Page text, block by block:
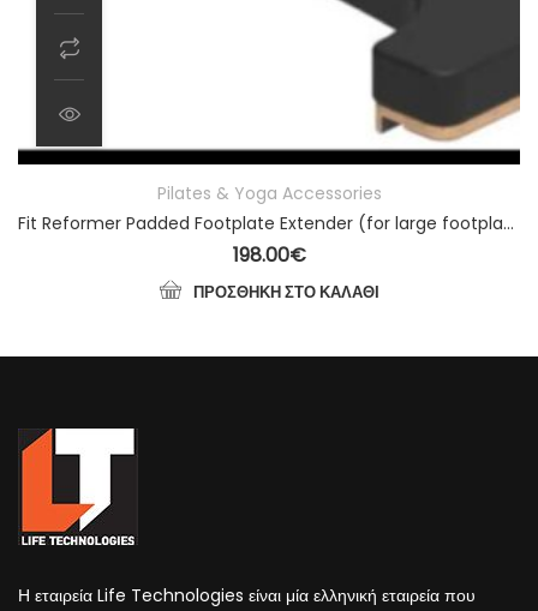
Pilates & Yoga Accessories
Fit Reformer Padded Footplate Extender (for large footplate)
198.00€
ΠΡΟΣΘΉΚΗ ΣΤΟ ΚΑΛΆΘΙ
Η εταιρεία Life Technologies είναι μία ελληνική εταιρεία που